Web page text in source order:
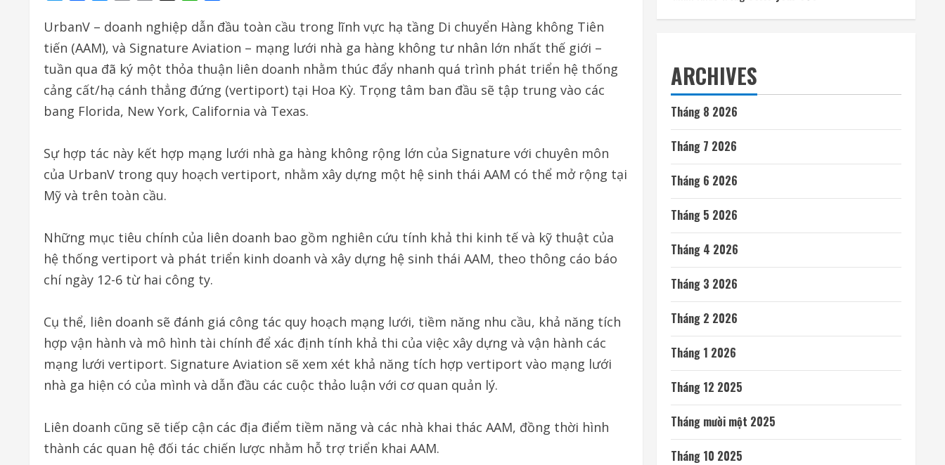
UrbanV – doanh nghiệp dẫn đầu toàn cầu trong lĩnh vực hạ tầng Di chuyển Hàng không Tiên
tiến (AAM), và Signature Aviation – mạng lưới nhà ga hàng không tư nhân lớn nhất thế giới –
tuần qua đã ký một thỏa thuận liên doanh nhằm thúc đẩy nhanh quá trình phát triển hệ thống
cảng cất/hạ cánh thẳng đứng (vertiport) tại Hoa Kỳ. Trọng tâm ban đầu sẽ tập trung vào các
bang Florida, New York, California và Texas.
Sự hợp tác này kết hợp mạng lưới nhà ga hàng không rộng lớn của Signature với chuyên môn
của UrbanV trong quy hoạch vertiport, nhằm xây dựng một hệ sinh thái AAM có thể mở rộng tại
Mỹ và trên toàn cầu.
Những mục tiêu chính của liên doanh bao gồm nghiên cứu tính khả thi kinh tế và kỹ thuật của
hệ thống vertiport và phát triển kinh doanh và xây dựng hệ sinh thái AAM, theo thông cáo báo
chí ngày 12-6 từ hai công ty.
Cụ thể, liên doanh sẽ đánh giá công tác quy hoạch mạng lưới, tiềm năng nhu cầu, khả năng tích
hợp vận hành và mô hình tài chính để xác định tính khả thi của việc xây dựng và vận hành các
mạng lưới vertiport. Signature Aviation sẽ xem xét khả năng tích hợp vertiport vào mạng lưới
nhà ga hiện có của mình và dẫn đầu các cuộc thảo luận với cơ quan quản lý.
Liên doanh cũng sẽ tiếp cận các địa điểm tiềm năng và các nhà khai thác AAM, đồng thời hình
thành các quan hệ đối tác chiến lược nhằm hỗ trợ triển khai AAM.
ARCHIVES
Tháng 8 2026
Tháng 7 2026
Tháng 6 2026
Tháng 5 2026
Tháng 4 2026
Tháng 3 2026
Tháng 2 2026
Tháng 1 2026
Tháng 12 2025
Tháng mười một 2025
Tháng 10 2025